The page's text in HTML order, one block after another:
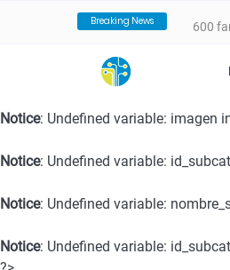
Breaking News 600
: Undefined variable: fecha in
Notice: Undefined variable: imagen
Notice: Undefined variable:
Notice: Undefined variable:
Notice: Undefined variable: